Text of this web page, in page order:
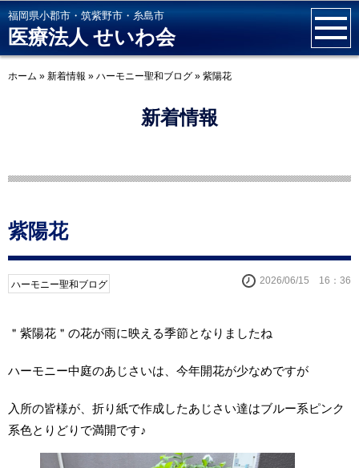
福岡県小郡市・筑紫野市・糸島市
医療法人 せいわ会
ホーム » 新着情報 » ハーモニー聖和ブログ » 紫陽花
新着情報
紫陽花
ハーモニー聖和ブログ 2026/06/15 16：36
＂紫陽花＂の花が雨に映える季節となりましたね
ハーモニー中庭のあじさいは、今年開花が少なめですが
入所の皆様が、折り紙で作成したあじさい達はブルー系ピンク
系色とりどりで満開です♪